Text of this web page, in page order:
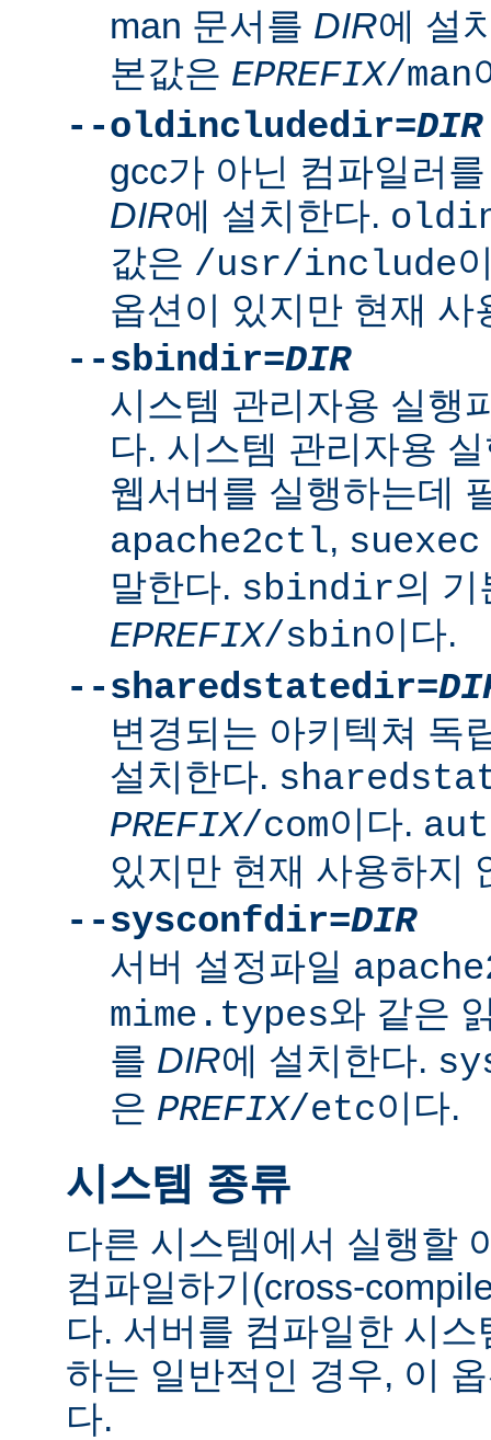
man 문서를 DIR에 설
본값은 EPREFIX/man
--oldincludedir=DIR
gcc가 아닌 컴파일러
DIR에 설치한다.
값은 /usr/include
옵션이 있지만 현재 사
--sbindir=DIR
시스템 관리자용 실행
다. 시스템 관리자용
웹서버를 실행하는데
apache2ctl, suexec
말한다. sbindir의 기
EPREFIX/sbin이다.
--sharedstatedir=
변경되는 아키텍쳐 독
설치한다.
PREFIX/com이다.
있지만 현재 사용하지
--sysconfdir=DIR
서버 설정파일
mime.types와 같은
를 DIR에 설치한다.
은 PREFIX/etc이다.
시스템 종류
다른 시스템에서 실행할
컴파일하기(cross-
다. 서버를 컴파일한 시
하는 일반적인 경우, 이
다.